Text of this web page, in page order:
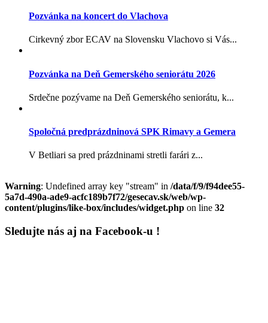
Pozvánka na koncert do Vlachova
Cirkevný zbor ECAV na Slovensku Vlachovo si Vás...
Pozvánka na Deň Gemerského seniorátu 2026
Srdečne pozývame na Deň Gemerského seniorátu, k...
Spoločná predprázdninová SPK Rimavy a Gemera
V Betliari sa pred prázdninami stretli farári z...
Warning: Undefined array key "stream" in /data/f/9/f94dee55-
5a7d-490a-ade9-acfc189b7f72/gesecav.sk/web/wp-
content/plugins/like-box/includes/widget.php on line 32
Sledujte nás aj na Facebook-u !